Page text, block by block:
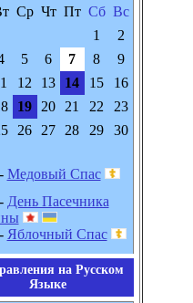
Ср Чт Пт Сб Вс
1
2
5 6 7 8
9
12 13 14 15
16
19 20 21 22
23
26 27 28 29
30
Медовый Спас
День Пасечника
Яблочный Спас
на Русском
Языке